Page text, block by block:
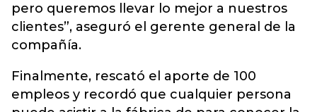
pero queremos llevar lo mejor a nuestros
clientes”, aseguró el gerente general de la
compañía.
Finalmente, rescató el aporte de 100
empleos y recordó que cualquier persona